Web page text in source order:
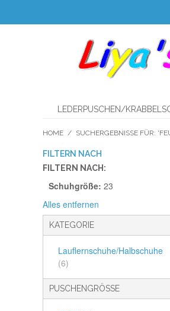
LEDERPUSCHEN/
HOME / SUCHERGEBNISSE FÜR:
FILTERN NACH
FILTERN NACH:
Schuhgröße: 23
Alles entfernen
KATEGORIE
Lauflernschuhe/Halbschuhe
(6)
PUSCHENGRÖSSE